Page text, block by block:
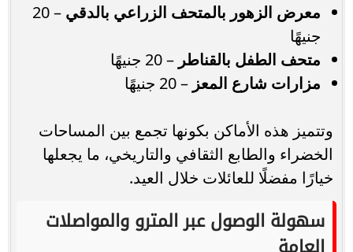
معرض الزهور بالمتحف الزراعي بالدقي
– 20
جنيهًا
متحف الطفل بالقناطر – 20 جنيهًا
مزارات شارع المعز – 20 جنيهًا
وتتميز هذه الأماكن بكونها تجمع بين المساحات
الخضراء والطابع الثقافي والتاريخي، ما يجعلها
خيارًا مفضلًا للعائلات خلال العيد.
سهولة الوصول عبر المترو والمواصلات